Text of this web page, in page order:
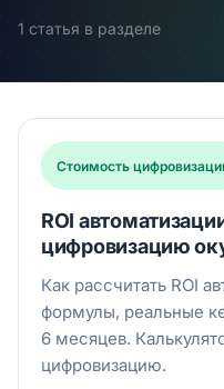
1 статья в разделе
Стоимость
ROI
цифровизацию
Как рассчитать ROI
формулы, реальные
6 месяцев.
цифровизацию.